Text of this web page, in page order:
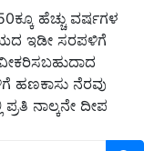
ಹೆಚ್ಚು ವರ್ಷಗಳ
ಇಡೀ ಸರಪಳಿಗೆ
ನೆರವು
ನಾಲ್ಕನೇ ದೀಪ